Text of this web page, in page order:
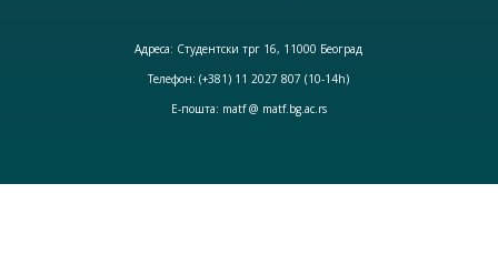
Адреса: Студентски трг 16, 11000 Београд
Телефон: (+381) 11 2027 807 (10-14h)
Е-пошта: matf @ matf.bg.ac.rs